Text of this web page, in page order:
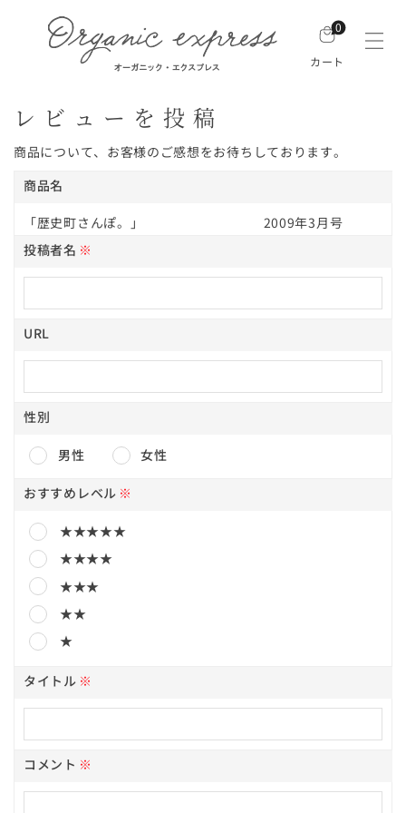
0
カート
レビューを投稿
商品について、お客様のご感想をお待ちしております。
商品名
「歴史町さんぽ。」 2009年3月号
投稿者名 ※
URL
性別
男性 女性
おすすめレベル ※
★★★★★
★★★★
★★★
★★
★
タイトル ※
コメント ※